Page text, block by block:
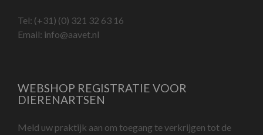
Tel: (+31) (0) 321 32 63 16
Email: info@aavet.nl
WEBSHOP REGISTRATIE VOOR
DIERENARTSEN
Meld uw praktijk aan om toegang te verkrijgen tot de